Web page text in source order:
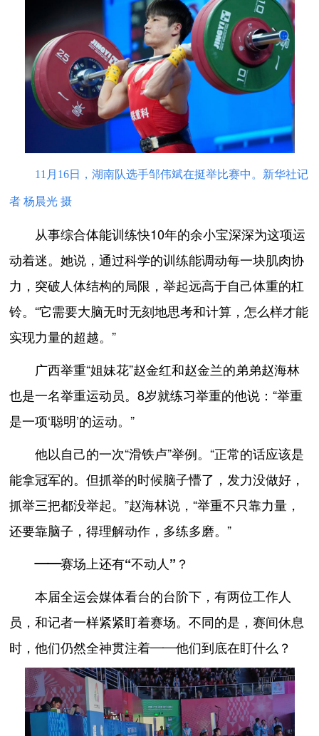
11月16日，湖南队选手邹伟斌在挺举比赛中。新华社记
者 杨晨光 摄
从事综合体能训练快10年的余小宝深深为这项运
动着迷。她说，通过科学的训练能调动每一块肌肉协
力，突破人体结构的局限，举起远高于自己体重的杠
铃。“它需要大脑无时无刻地思考和计算，怎么样才能
实现力量的超越。”
广西举重“姐妹花”赵金红和赵金兰的弟弟赵海林
也是一名举重运动员。8岁就练习举重的他说：“举重
是一项‘聪明’的运动。”
他以自己的一次“滑铁卢”举例。“正常的话应该是
能拿冠军的。但抓举的时候脑子懵了，发力没做好，
抓举三把都没举起。”赵海林说，“举重不只靠力量，
还要靠脑子，得理解动作，多练多磨。”
——赛场上还有“不动人”？
本届全运会媒体看台的台阶下，有两位工作人
员，和记者一样紧紧盯着赛场。不同的是，赛间休息
时，他们仍然全神贯注着——他们到底在盯什么？